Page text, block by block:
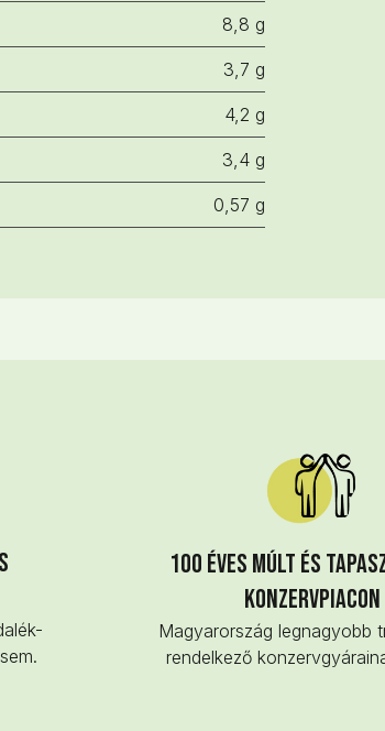
8,8 g
3,7 g
4,2 g
3,4 g
0,57 g
100 éves múlt és
konzervpiacon
Magyarország legnagyobb
rendelkező